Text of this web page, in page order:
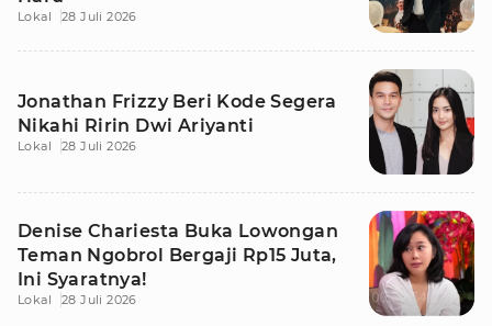
Lokal 28 Juli 2026
Jonathan Frizzy Beri Kode Segera
Nikahi Ririn Dwi Ariyanti
Lokal 28 Juli 2026
Denise Chariesta Buka Lowongan
Teman Ngobrol Bergaji Rp15 Juta,
Ini Syaratnya!
Lokal 28 Juli 2026